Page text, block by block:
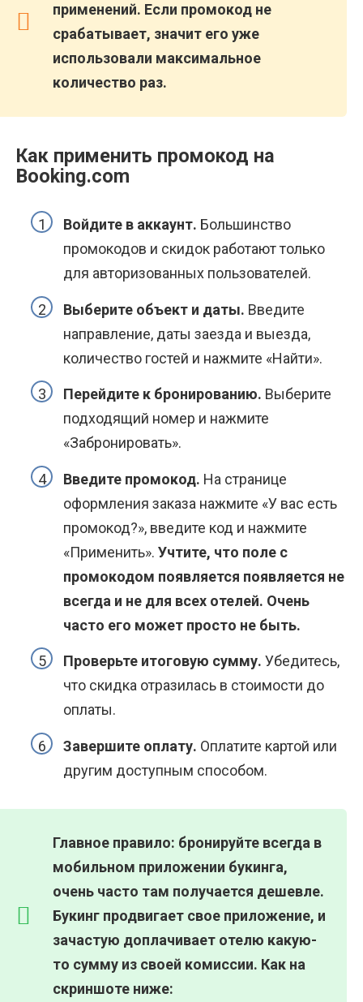
применений. Если промокод не
срабатывает, значит его уже
использовали максимальное
количество раз.
Как применить промокод на
Booking.com
Войдите в аккаунт. Большинство
промокодов и скидок работают только
для авторизованных пользователей.
Выберите объект и даты. Введите
направление, даты заезда и выезда,
количество гостей и нажмите «Найти».
Перейдите к бронированию. Выберите
подходящий номер и нажмите
«Забронировать».
Введите промокод. На странице
оформления заказа нажмите «У вас есть
промокод?», введите код и нажмите
«Применить». Учтите, что поле с
промокодом появляется появляется не
всегда и не для всех отелей. Очень
часто его может просто не быть.
Проверьте итоговую сумму. Убедитесь,
что скидка отразилась в стоимости до
оплаты.
Завершите оплату. Оплатите картой или
другим доступным способом.
Главное правило: бронируйте всегда в
мобильном приложении букинга,
очень часто там получается дешевле.
Букинг продвигает свое приложение, и
зачастую доплачивает отелю какую-
то сумму из своей комиссии. Как на
скриншоте ниже: